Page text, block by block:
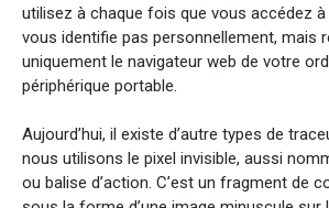
utilisez à chaque fois que vous accédez
vous identifie pas personnellement, mais
uniquement le navigateur web de votre
périphérique portable.
Aujourd’hui, il existe d’autre types de
nous utilisons le pixel invisible, aussi
ou balise d’action. C’est un fragment de